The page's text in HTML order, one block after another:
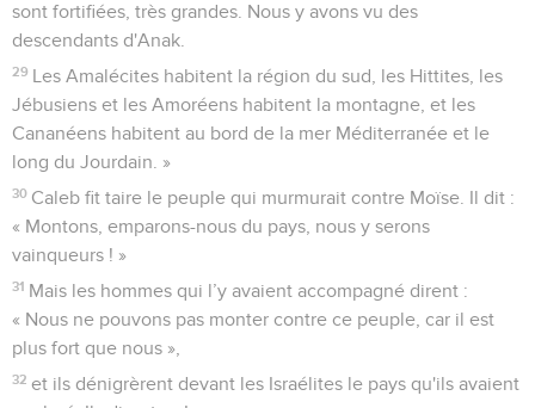
sont fortifiées, très grandes. Nous y avons vu des
descendants d'Anak.
29 Les Amalécites habitent la région du sud, les Hittites, les
Jébusiens et les Amoréens habitent la montagne, et les
Cananéens habitent au bord de la mer Méditerranée et le
long du Jourdain. »
30 Caleb fit taire le peuple qui murmurait contre Moïse. Il dit :
« Montons, emparons-nous du pays, nous y serons
vainqueurs ! »
31 Mais les hommes qui l’y avaient accompagné dirent :
« Nous ne pouvons pas monter contre ce peuple, car il est
plus fort que nous »,
32 et ils dénigrèrent devant les Israélites le pays qu'ils avaient